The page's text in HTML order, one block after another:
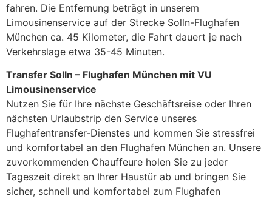
fahren. Die Entfernung beträgt in unserem
Limousinenservice auf der Strecke Solln-Flughafen
München ca. 45 Kilometer, die Fahrt dauert je nach
Verkehrslage etwa 35-45 Minuten.
Transfer Solln – Flughafen München mit VU
Limousinenservice
Nutzen Sie für Ihre nächste Geschäftsreise oder Ihren
nächsten Urlaubstrip den Service unseres
Flughafentransfer-Dienstes und kommen Sie stressfrei
und komfortabel an den Flughafen München an. Unsere
zuvorkommenden Chauffeure holen Sie zu jeder
Tageszeit direkt an Ihrer Haustür ab und bringen Sie
sicher, schnell und komfortabel zum Flughafen